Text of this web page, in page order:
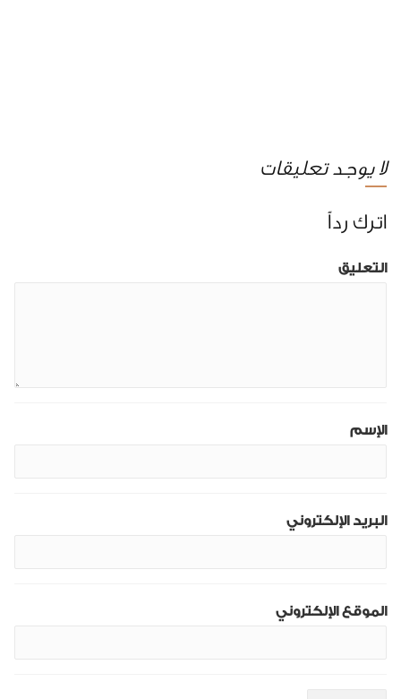
لا يوجد تعليقات
اترك رداً
التعليق
الإسم
البريد الإلكتروني
الموقع الإلكتروني